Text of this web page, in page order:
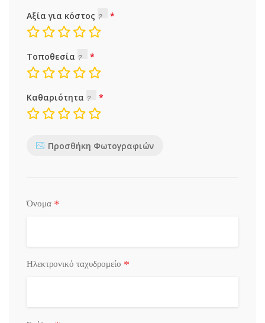
Αξία για κόστος
Τοποθεσία
Καθαριότητα
Προσθήκη Φωτογραφιών
Όνομα *
Ηλεκτρονικό ταχυδρομείο *